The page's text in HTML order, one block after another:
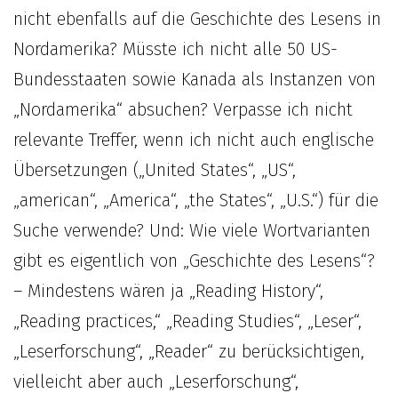
nicht ebenfalls auf die Geschichte des Lesens in
Nordamerika? Müsste ich nicht alle 50 US-
Bundesstaaten sowie Kanada als Instanzen von
„Nordamerika“ absuchen? Verpasse ich nicht
relevante Treffer, wenn ich nicht auch englische
Übersetzungen („United States“, „US“,
„american“, „America“, „the States“, „U.S.“) für die
Suche verwende? Und: Wie viele Wortvarianten
gibt es eigentlich von „Geschichte des Lesens“?
– Mindestens wären ja „Reading History“,
„Reading practices,“ „Reading Studies“, „Leser“,
„Leserforschung“, „Reader“ zu berücksichtigen,
vielleicht aber auch „Leserforschung“,